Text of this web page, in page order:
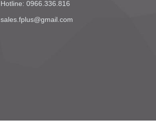
Hotline: 0966.336.816
sales.fplus@gmail.com